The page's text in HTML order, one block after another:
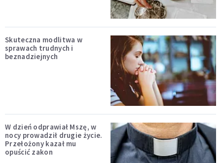
Skuteczna modlitwa w
sprawach trudnych i
beznadziejnych
W dzień odprawiał Mszę, w
nocy prowadził drugie życie.
Przełożony kazał mu
opuścić zakon